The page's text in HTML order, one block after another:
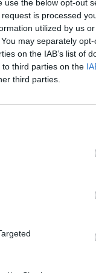
use the below opt-out
is processed
utilized by us
may separately
on the IAB’s list of
third parties on the
third parties.
la
Escala
un
en
a